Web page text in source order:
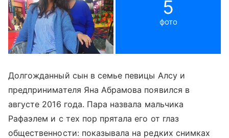
5
фото
Долгожданный сын в семье певицы Алсу и
предпринимателя Яна Абрамова появился в
августе 2016 года. Пара назвала мальчика
Рафаэлем и с тех пор прятала его от глаз
общественности: показывала на редких снимках